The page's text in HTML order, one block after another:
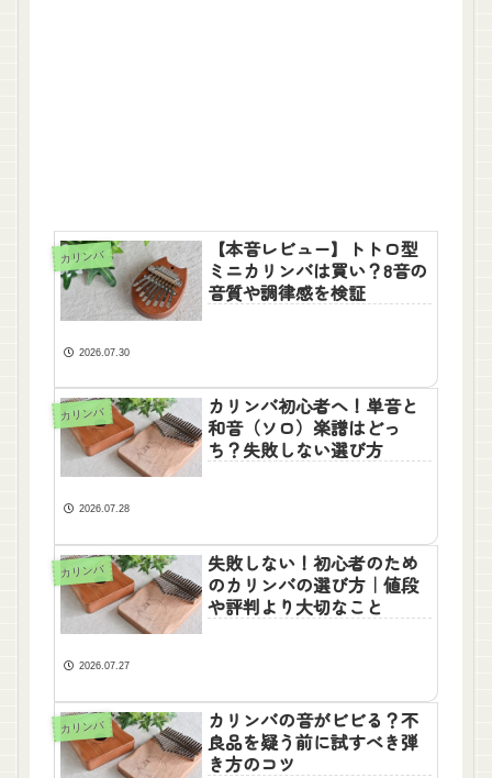
カリンバ
【本音レビュー】トトロ型
ミニカリンバは買い？8音の
音質や調律感を検証
2026.07.30
カリンバ
カリンバ初心者へ！単音と
和音（ソロ）楽譜はどっ
ち？失敗しない選び方
2026.07.28
カリンバ
失敗しない！初心者のため
のカリンバの選び方｜値段
や評判より大切なこと
2026.07.27
カリンバ
カリンバの音がビビる？不
良品を疑う前に試すべき弾
き方のコツ